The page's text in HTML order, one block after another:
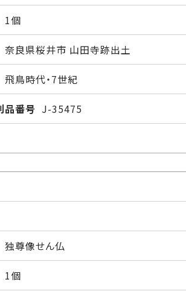
1個
奈良県桜井市 山田寺跡出土
飛鳥時代・7世紀
品番号 J-35475
独尊像せん仏
1個